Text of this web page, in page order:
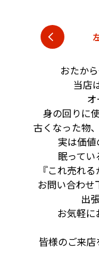
おたか
当店
オ
身の回りに
古くなった物、
実は価値
眠ってい
『これ売れ
お問い合わせ
出
お気軽に
皆様のご来店